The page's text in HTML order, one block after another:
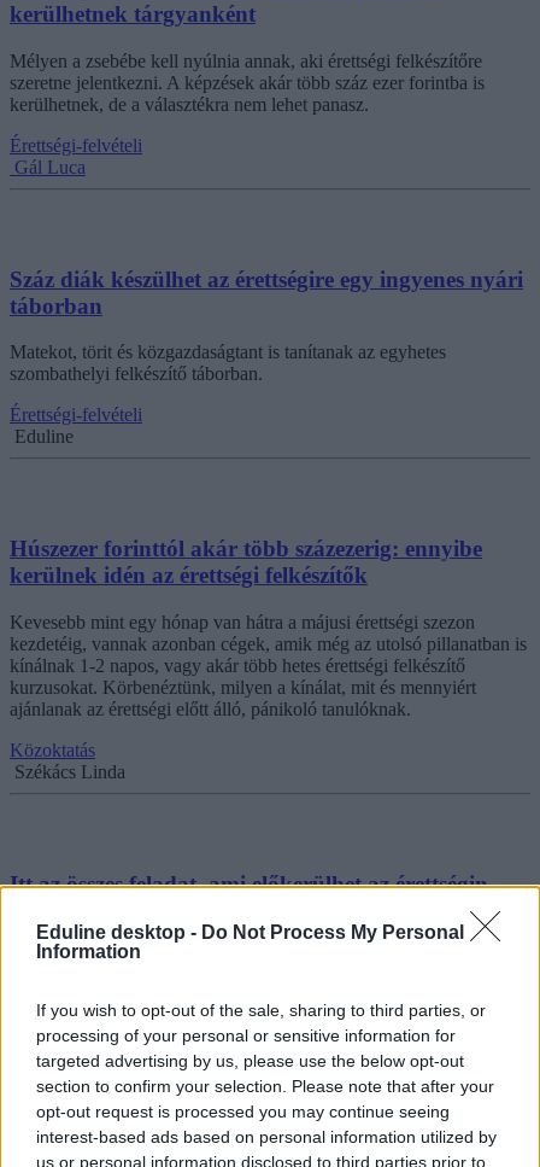
Eduline desktop - Do Not Process My Personal
Information
If you wish to opt-out of the sale, sharing to third parties, or
processing of your personal or sensitive information for
targeted advertising by us, please use the below opt-out
section to confirm your selection. Please note that after your
opt-out request is processed you may continue seeing
interest-based ads based on personal information utilized by
us or personal information disclosed to third parties prior to
kerülhetnek tárgyanként
Mélyen a zsebébe kell nyúlnia annak, aki érettségi felkészítőre
szeretne jelentkezni. A képzések akár több száz ezer forintba is
kerülhetnek, de a választékra nem lehet panasz.
Érettségi-felvételi
Gál Luca
Száz diák készülhet az érettségire egy ingyenes nyári
táborban
Matekot, törit és közgazdaságtant is tanítanak az egyhetes
szombathelyi felkészítő táborban.
Érettségi-felvételi
Eduline
Húszezer forinttól akár több százezerig: ennyibe
kerülnek idén az érettségi felkészítők
Kevesebb mint egy hónap van hátra a májusi érettségi szezon
kezdetéig, vannak azonban cégek, amik még az utolsó pillanatban is
kínálnak 1-2 napos, vagy akár több hetes érettségi felkészítő
kurzusokat. Körbenéztünk, milyen a kínálat, mit és mennyiért
ajánlanak az érettségi előtt álló, pánikoló tanulóknak.
Közoktatás
Székács Linda
Itt az összes feladat, ami előkerülhet az érettségin -
Ha ti is végzős gimnazisták vagytok, biztos a következő időszak
lehetőséget, amit érdemes megnézni a gyakorláshoz, hiszen
ingyenesen gyakorolhattok.
Érettségi-felvételi
Eduline